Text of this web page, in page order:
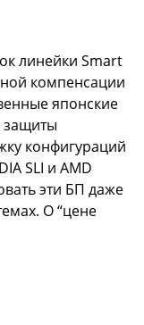
линейки Smart
компенсации
японские
защиты
конфигураций
SLI и AMD
эти БП даже
О “цене